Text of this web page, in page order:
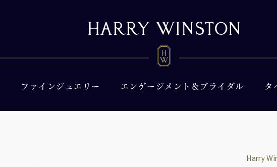
ファインジュエリー エンゲージメント＆ブライダル タ
Harry